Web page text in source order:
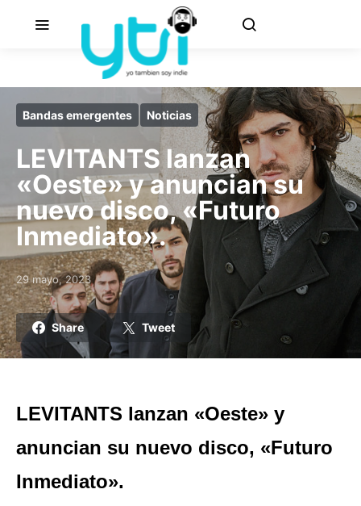
Bandas emergentes Noticias
LEVITANTS lanzan
«Oeste» y anuncian su
nuevo disco, «Futuro
Inmediato».
Posted on
29 mayo, 2023
Share Tweet
LEVITANTS lanzan «Oeste» y
anuncian su nuevo disco, «Futuro
Inmediato».